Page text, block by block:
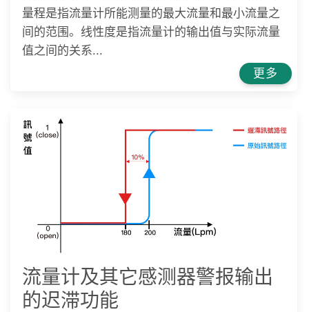
量程是指流量计所能测量的最大流量和最小流量之
间的范围。线性度是指流量计的输出值与实际流量
值之间的关系...
更多
流量计及其它感测器警报输出
的迟滞功能